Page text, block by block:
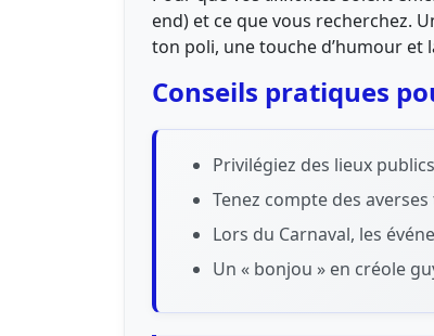
end) et ce que vous recherchez.
ton poli, une touche d’humour et
Conseils pratiques
Privilégiez des lieux
Tenez compte des
Lors du Carnaval, les
Un « bonjou » en créole